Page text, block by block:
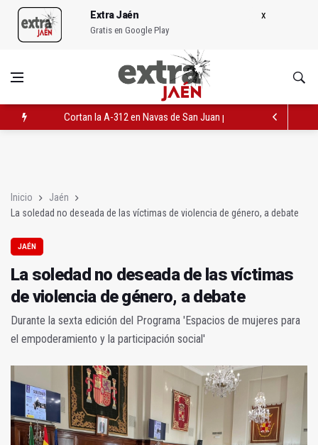
Extra Jaén
Gratis en Google Play
Cortan la A-312 en Navas de San Juan por el vuelco de un
Inicio
Jaén
La soledad no deseada de las víctimas de violencia de género, a debate
JAÉN
La soledad no deseada de las víctimas
de violencia de género, a debate
Durante la sexta edición del Programa 'Espacios de mujeres para
el empoderamiento y la participación social'